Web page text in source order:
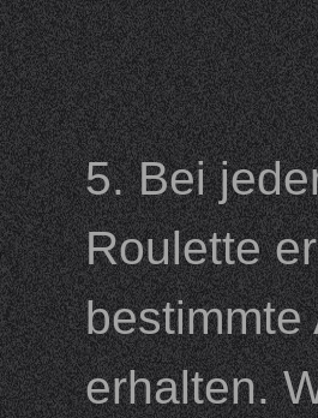
5. Bei
Roulette
bestimmte
erhalten.